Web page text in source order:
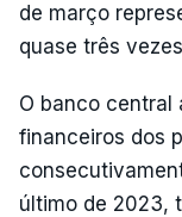
de março
quase três
O banco central
financeiros dos
último de 2023,